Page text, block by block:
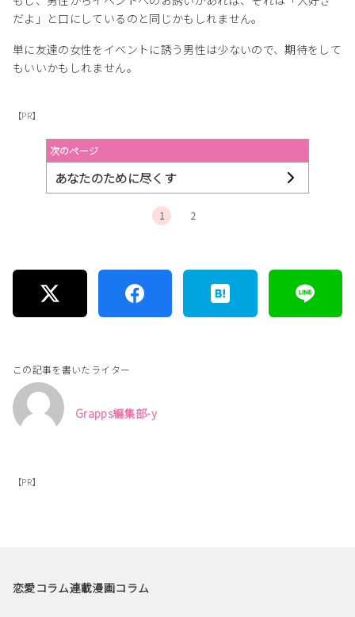
だよ」と口にしているのと同じかもしれません。
単に友達の女性をイベントに誘う男性は少ないので、期待をして
もいいかもしれません。
【PR】
次のページ
あなたのために尽くす
1 2
この記事を書いたライター
Grapps編集部-y
【PR】
恋愛コラム連載漫画コラム